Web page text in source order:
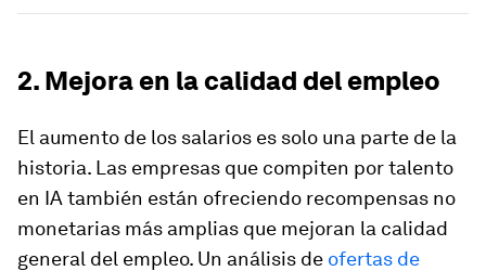
2. Mejora en la calidad del empleo
El aumento de los salarios es solo una parte de la
historia. Las empresas que compiten por talento
en IA también están ofreciendo recompensas no
monetarias más amplias que mejoran la calidad
general del empleo. Un análisis de ofertas de